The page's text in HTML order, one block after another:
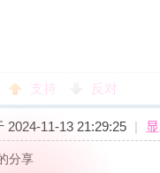
支持 反对
2024-11-13 21:29:25 |
分享